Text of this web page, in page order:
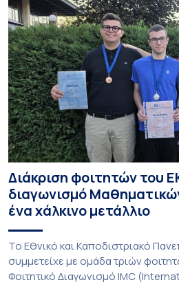
Διάκριση φοιτητών του
διαγωνισμό
ένα χάλκινο μετάλλιο
To Εθνικό και Καποδιστριακό
συμμετείχε με ομάδα τριών
Φοιτητικό Διαγωνισμό IMC